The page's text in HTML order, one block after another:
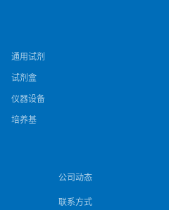
通用试剂
试剂盒
仪器设备
培养基
公司动态
联系方式